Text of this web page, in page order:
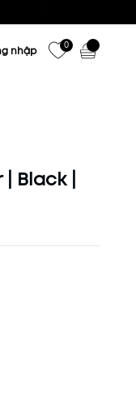
nhập 0
Black |